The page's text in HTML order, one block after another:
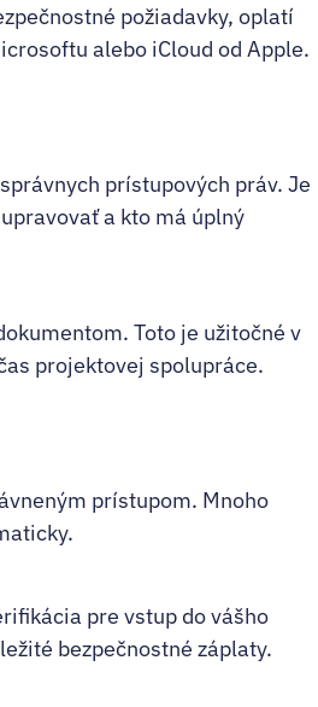
požiadavky, oplatí
alebo iCloud od Apple.
prístupových práv. Je
a kto má úplný
Toto je užitočné v
projektovej spolupráce.
prístupom. Mnoho
pre vstup do vášho
bezpečnostné záplaty.